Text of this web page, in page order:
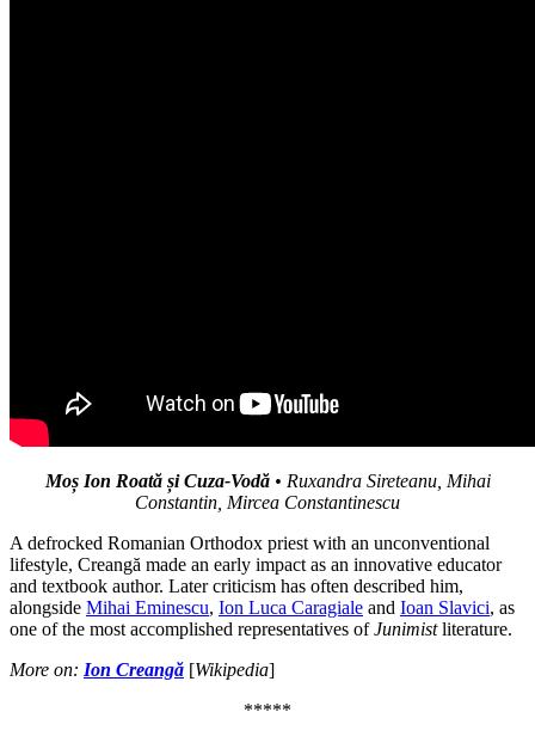
Moș Ion Roată și Cuza-Vodă• Ruxandra Sireteanu, Mihai
Constantin, Mircea Constantinescu
A defrocked Romanian Orthodox priest with an unconventional
lifestyle, Creangă made an early impact as an innovative educator
and textbook author. Later criticism has often described him,
alongside Mihai Eminescu, Ion Luca Caragiale and Ioan Slavici, as
one of the most accomplished representatives ofJunimistliterature.
More on: Ion Creangă [Wikipedia]
*****